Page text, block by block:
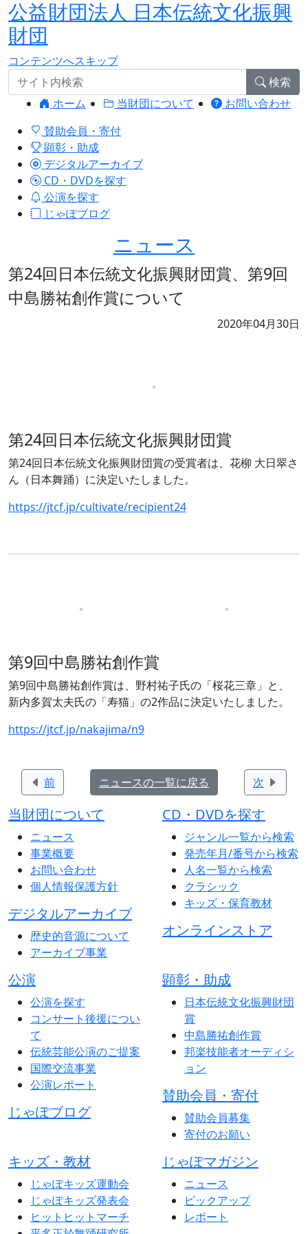
公益財団法人 日本伝統文化振興
財団
コンテンツへスキップ
検索
ホーム
当財団について
お問い合わせ
賛助会員・寄付
顕彰・助成
デジタルアーカイブ
CD・DVDを探す
公演を探す
じゃぽブログ
ニュース
第24回日本伝統文化振興財団賞、第9回
中島勝祐創作賞について
2020年04月30日
第24回日本伝統文化振興財団賞
第24回日本伝統文化振興財団賞の受賞者は、花柳 大日翠さ
ん（日本舞踊）に決定いたしました。
https://jtcf.jp/cultivate/recipient24
第9回中島勝祐創作賞
第9回中島勝祐創作賞は、野村祐子氏の「桜花三章」と、
新内多賀太夫氏の「寿猫」の2作品に決定いたしました。
https://jtcf.jp/nakajima/n9
前 ニュースの一覧に戻る 次
当財団について
ニュース
事業概要
お問い合わせ
個人情報保護方針
デジタルアーカイブ
歴史的音源について
アーカイブ事業
CD・DVDを探す
ジャンル一覧から検索
発売年月/番号から検索
人名一覧から検索
クラシック
キッズ・保育教材
オンラインストア
公演
公演を探す
コンサート後援につい
て
伝統芸能公演のご提案
国際交流事業
公演レポート
じゃぽブログ
顕彰・助成
日本伝統文化振興財団
賞
中島勝祐創作賞
邦楽技能者オーディシ
ョン
賛助会員・寄付
賛助会員募集
寄付のお願い
キッズ・教材
じゃぽキッズ運動会
じゃぽキッズ発表会
ヒットヒットマーチ
じゃぽマガジン
ニュース
ピックアップ
レポート